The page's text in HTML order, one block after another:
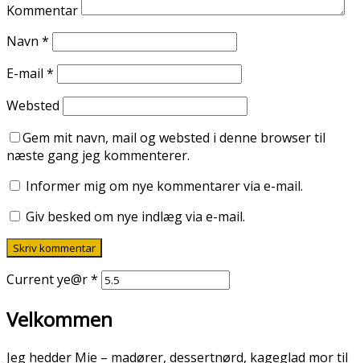
Kommentar
Navn *
E-mail *
Websted
Gem mit navn, mail og websted i denne browser til
næste gang jeg kommenterer.
Informer mig om nye kommentarer via e-mail.
Giv besked om nye indlæg via e-mail.
Current ye@r*
Velkommen
Jeg hedder Mie – madører, dessertnørd, kageglad mor til